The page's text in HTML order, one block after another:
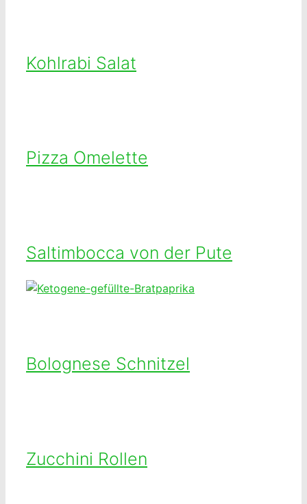
Kohlrabi Salat
Pizza Omelette
Saltimbocca von der Pute
Bolognese Schnitzel
Zucchini Rollen